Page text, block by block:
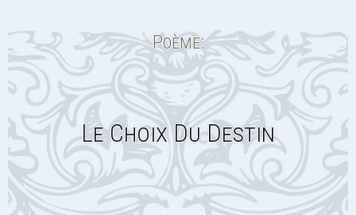
Poème:
Le Choix Du Destin